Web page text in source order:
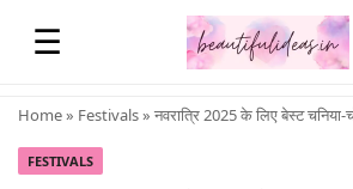
☰
HOME
Home» Festivals» नवरात्रि 2025 के लिए बेस्ट
FESTIVALS